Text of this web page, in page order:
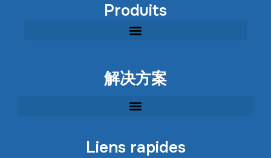
Produits
解决方案
Liens rapides